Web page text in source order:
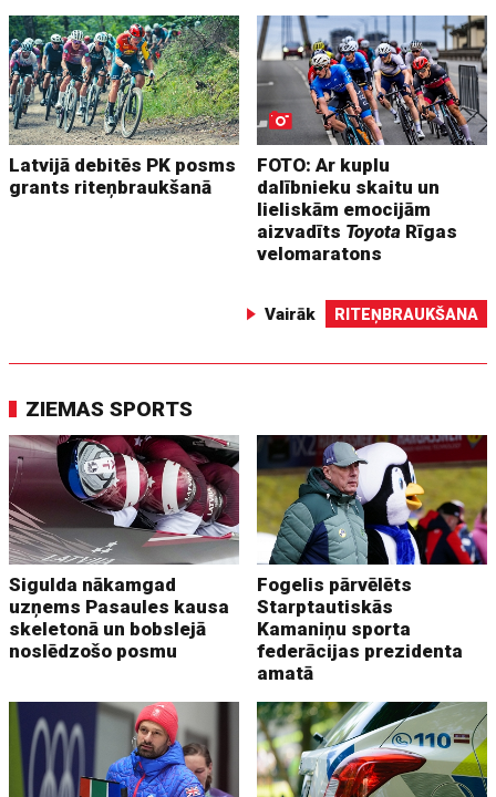
Latvijā debitēs PK posms
grants riteņbraukšanā
FOTO: Ar kuplu
dalībnieku skaitu un
lieliskām emocijām
aizvadīts Toyota Rīgas
velomaratons
Vairāk RITEŅBRAUKŠANA
ZIEMAS SPORTS
Sigulda nākamgad
uzņems Pasaules kausa
skeletonā un bobslejā
noslēdzošo posmu
Fogelis pārvēlēts
Starptautiskās
Kamaniņu sporta
federācijas prezidenta
amatā